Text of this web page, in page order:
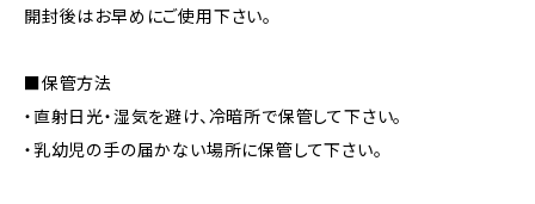
開封後はお早めにご使用下さい。
■保管方法
・直射日光・湿気を避け、冷暗所で保管して下さい。
・乳幼児の手の届かない場所に保管して下さい。